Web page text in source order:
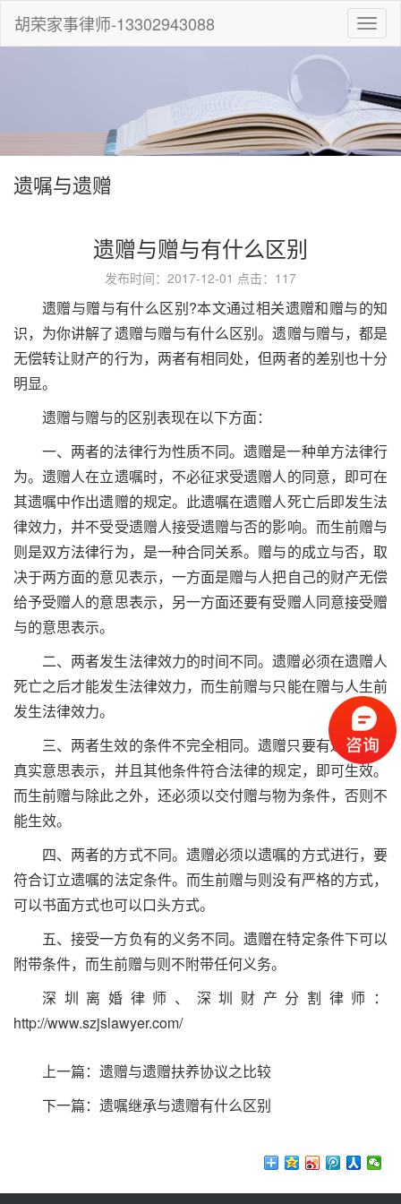
切
换
胡荣家事律师-13302943088
遗嘱与遗赠
遗赠与赠与有什么区别
发布时间：2017-12-01 点击： 117
遗赠与赠与有什么区别?本文通过相关遗赠和赠与的知
识，为你讲解了遗赠与赠与有什么区别。遗赠与赠与，都是
无偿转让财产的行为，两者有相同处，但两者的差别也十分
明显。
遗赠与赠与的区别表现在以下方面：
一、两者的法律行为性质不同。遗赠是一种单方法律行
为。遗赠人在立遗嘱时，不必征求受遗赠人的同意，即可在
其遗嘱中作出遗赠的规定。此遗嘱在遗赠人死亡后即发生法
律效力，并不受受遗赠人接受遗赠与否的影响。而生前赠与
则是双方法律行为，是一种合同关系。赠与的成立与否，取
决于两方面的意见表示，一方面是赠与人把自己的财产无偿
给予受赠人的意思表示，另一方面还要有受赠人同意接受赠
与的意思表示。
二、两者发生法律效力的时间不同。遗赠必须在遗赠人
死亡之后才能发生法律效力，而生前赠与只能在赠与人生前
发生法律效力。
三、两者生效的条件不完全相同。遗赠只要有遗赠人的
真实意思表示，并且其他条件符合法律的规定，即可生效。
而生前赠与除此之外，还必须以交付赠与物为条件，否则不
能生效。
四、两者的方式不同。遗赠必须以遗嘱的方式进行，要
符合订立遗嘱的法定条件。而生前赠与则没有严格的方式，
可以书面方式也可以口头方式。
五、接受一方负有的义务不同。遗赠在特定条件下可以
附带条件，而生前赠与则不附带任何义务。
深圳离婚律师 、 深圳财产分割律师 ：
http://www.szjslawyer.com/
上一篇： 遗赠与遗赠扶养协议之比较
下一篇： 遗嘱继承与遗赠有什么区别